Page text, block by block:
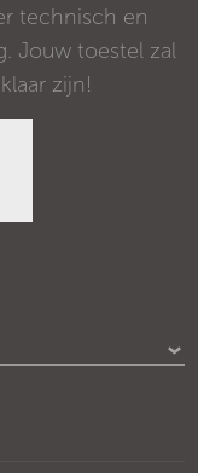
technisch en
Jouw toestel zal
zijn!